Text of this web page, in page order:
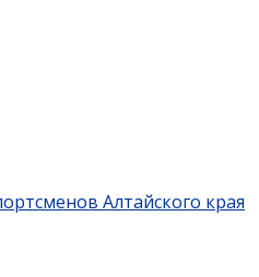
Алтайского края